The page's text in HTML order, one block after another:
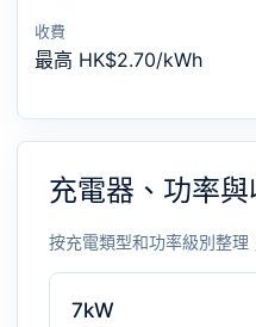
收費
最高 HK$2.70/kWh
充電器、功率與
按充電類型和功率級別整理
7kW